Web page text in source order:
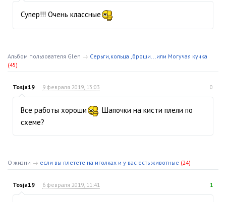
Супер!!! Очень классные
Альбом пользователя Glen → Серьги,кольца ,броши...или Могучая кучка
(45)
Tosja19 9 февраля 2019, 13:03 0
Все работы хороши
Шапочки на кисти плели по
схеме?
О жизни → если вы плетете на иголках и у вас есть животные (24)
Tosja19 6 февраля 2019, 11:41 1